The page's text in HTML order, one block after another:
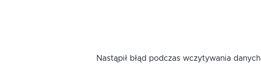
Nastąpił błąd podczas wczytywania danych